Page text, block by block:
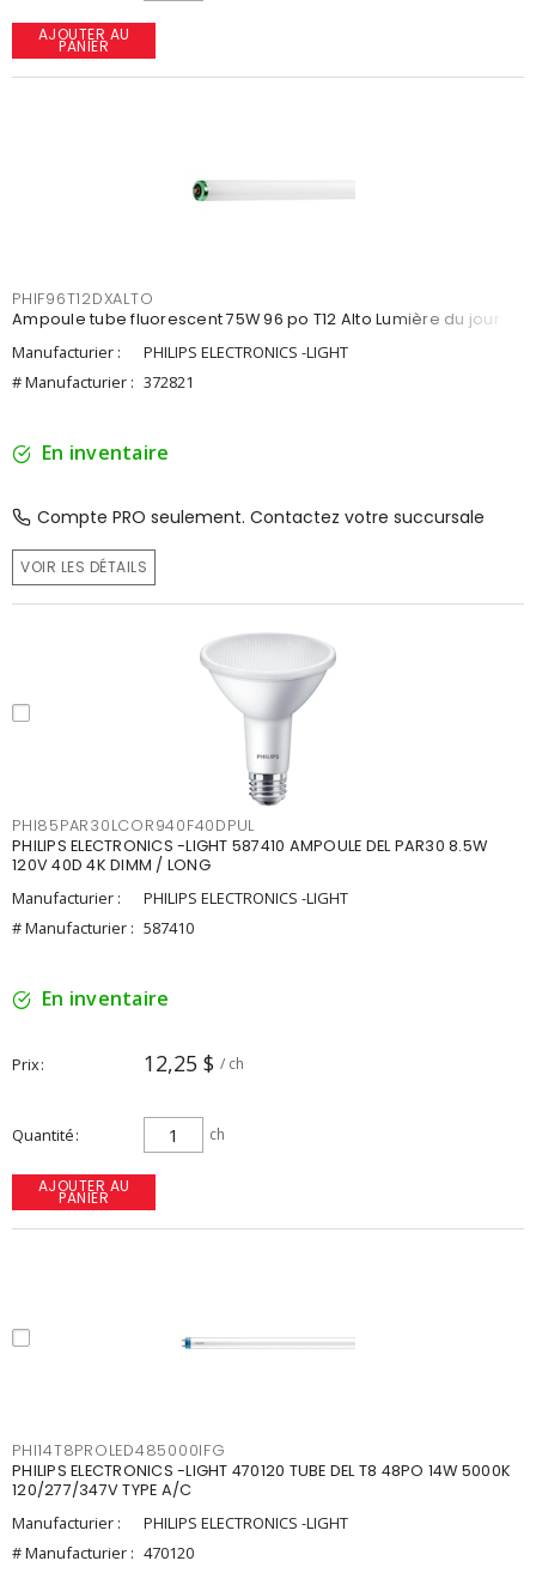
AJOUTER AU
PANIER
PHIF96T12DXALTO
Ampoule tube fluorescent 75W 96 po T12 Alto Lumière du jour
Manufacturier :
PHILIPS ELECTRONICS -LIGHT
# Manufacturier : 372821
En inventaire
Compte PRO seulement. Contactez votre succursale
VOIR LES DÉTAILS
PHI85PAR30LCOR940F40DPUL
PHILIPS ELECTRONICS -LIGHT 587410 AMPOULE DEL PAR30 8.5W
120V 40D 4K DIMM / LONG
Manufacturier :
PHILIPS ELECTRONICS -LIGHT
# Manufacturier : 587410
En inventaire
Prix 12,25 $ / ch
Quantité ch
AJOUTER AU
PANIER
PHI14T8PROLED485000IFG
PHILIPS ELECTRONICS -LIGHT 470120 TUBE DEL T8 48PO 14W 5000K
120/277/347V TYPE A/C
Manufacturier :
PHILIPS ELECTRONICS -LIGHT
# Manufacturier : 470120